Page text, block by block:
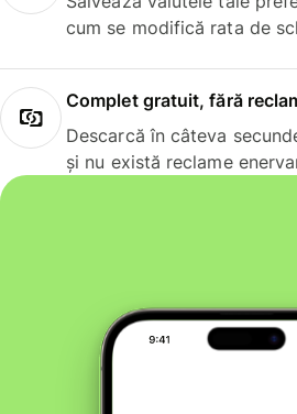
cum se modifică rata de
Complet gratuit, fără
Descarcă în câteva
și nu există reclame